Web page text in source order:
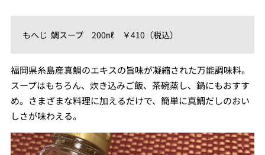
もへじ 鯛スープ 200㎖ ￥410（税込）
福岡県糸島産真鯛のエキスの旨味が凝縮された万能調味料。
スープはもちろん、炊き込みご飯、茶碗蒸し、鍋にもおすす
め。さまざまな料理に加えるだけで、簡単に真鯛だしのおい
しさが味わえる。